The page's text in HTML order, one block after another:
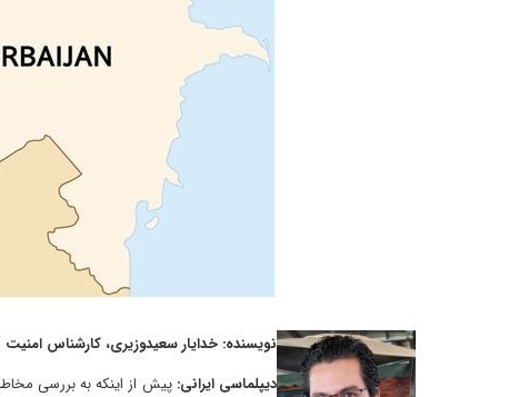
نویسنده: خدایار سعیدوزیری، کارشناس
دیپلماسی ایرانی: پیش از اینکه به بررسی